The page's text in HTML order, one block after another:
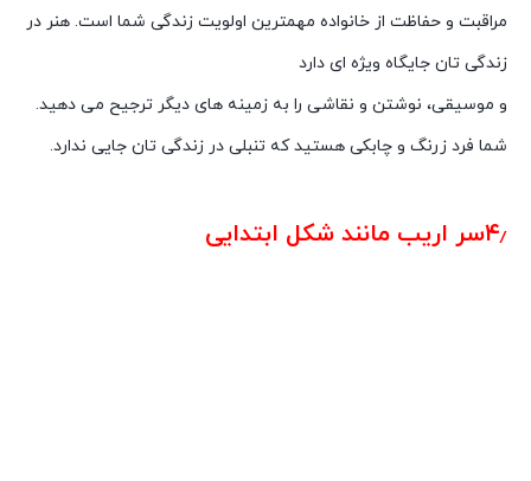
مراقبت و حفاظت از خانواده مهمترین اولویت زندگی شما است. هنر در
زندگی تان جایگاه ویژه ای دارد
و موسیقی، نوشتن و نقاشی را به زمینه های دیگر ترجیح می دهید.
شما فرد زرنگ و چابکی هستید که تنبلی در زندگی تان جایی ندارد.
۴٫سر اریب مانند شکل ابتدایی